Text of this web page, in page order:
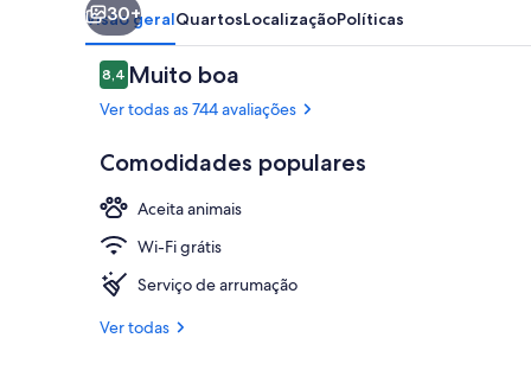
30+
Visão geralQuartosLocalizaçãoPolíticas
Avaliações
8,48,4 de 10
Muito boa
Ver todas as 744 avaliações
Comodidades populares
Aceita animais
Wi-Fi grátis
Serviço de arrumação
Ver todas